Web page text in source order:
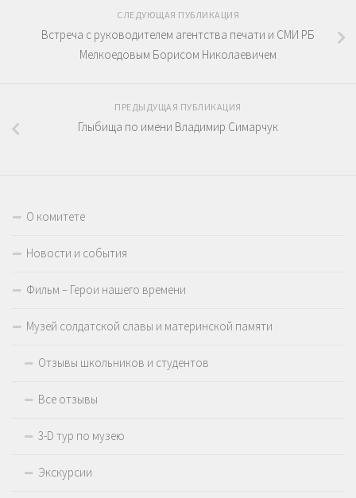
СЛЕДУЮЩАЯ ПУБЛИКАЦИЯ
Встреча с руководителем агентства печати и СМИ РБ
Мелкоедовым Борисом Николаевичем
ПРЕДЫДУЩАЯ ПУБЛИКАЦИЯ
Глыбища по имени Владимир Симарчук
О комитете
Новости и события
Фильм – Герои нашего времени
Музей солдатской славы и материнской памяти
Отзывы школьников и студентов
Все отзывы
3-D тур по музею
Экскурсии